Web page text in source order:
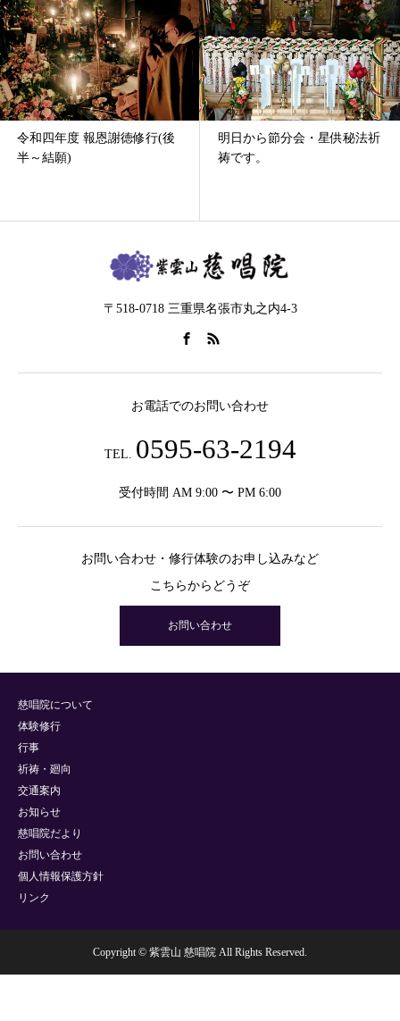
明日から節分会・星供秘法祈
祷です。
令和５年 １２月例祭「終い
不動」
〒518-0718 三重県名張市丸之内4-3
お電話でのお問い合わせ
TEL. 0595-63-2194
受付時間 AM 9:00 〜 PM 6:00
お問い合わせ・修行体験のお申し込みなど
こちらからどうぞ
お問い合わせ
慈唱院について
体験修行
行事
祈祷・廻向
交通案内
お知らせ
慈唱院だより
お問い合わせ
個人情報保護方針
リンク
Copyright © 紫雲山 慈唱院 All Rights Reserved.